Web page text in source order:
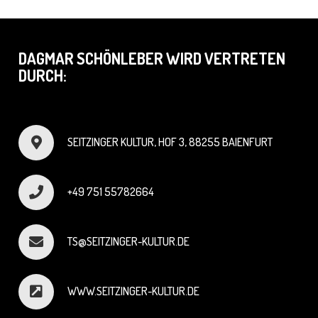
DAGMAR SCHÖNLEBER WIRD VERTRETEN
DURCH:
SEITZINGER KULTUR, HOF 3, 88255 BAIENFURT
+49 751 55782664
TS@SEITZINGER-KULTUR.DE
WWW.SEITZINGER-KULTUR.DE